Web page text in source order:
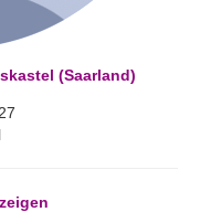
(Saarland)